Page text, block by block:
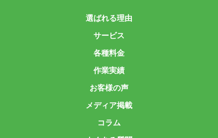
選ばれる理由
サービス
各種料金
作業実績
お客様の声
メディア掲載
コラム